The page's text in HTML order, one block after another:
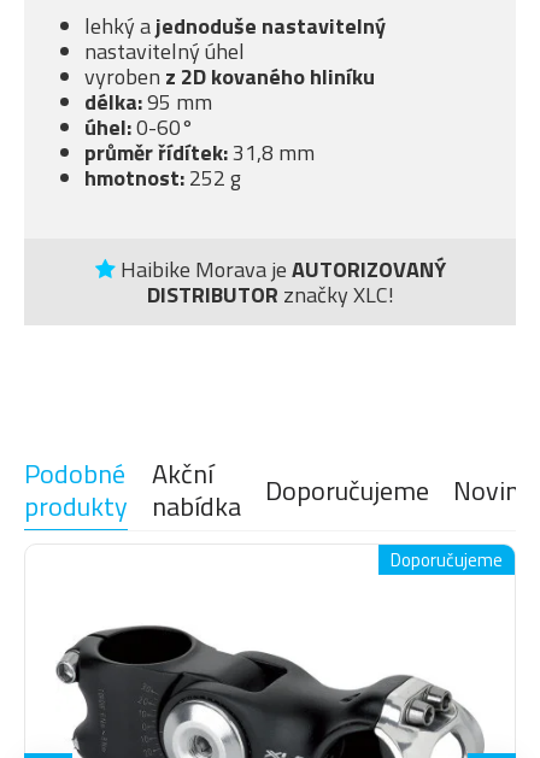
Haibike Morava jeAUTORIZOVANÝ
DISTRIBUTOR značky XLC!
lehký ajednoduše nastavitelný
nastavitelný úhel
vyroben z 2D kovaného hliníku
délka:95 mm
úhel:0-60°
průměr řídítek:31,8 mm
hmotnost:252 g
Podobné
produkty
Akční
nabídka Doporučujeme
Doporučujeme